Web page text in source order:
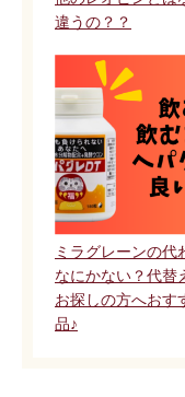
違うの？？
ミラグレーンの代
なにかない？代替
お探しの方へおす
品♪